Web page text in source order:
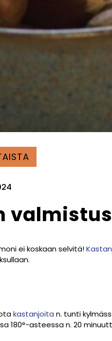
valmistus
ei koskaan selvitä!
kastanjoita n. tunti
180°-asteessa n. 20